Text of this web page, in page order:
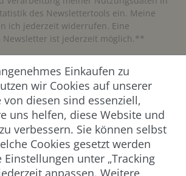
des Newslettertools ein. Meine
ich jederzeit widerrufen. Eine
Newsletter ist jederzeit möglich.**
Abonnieren
** Hierbei handelt es sich um ein Pflichtfeld.
Einkaufen zu
wir Cookies auf unserer
von diesen sind essenziell,
uns helfen, diese Website und
verbessern. Sie können selbst
Cookies gesetzt werden
unter „Tracking
anpassen. Weitere